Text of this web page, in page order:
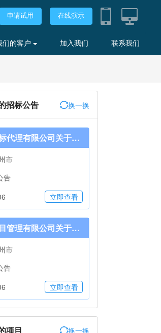
申请试用 在线演示
们的客户 加入我们 联系我们
招标公告 换一换
温州民正招标代理有限公司关于2026年度窗帘布项目采购的更正公告
市
告
立即查看
东方经纬项目管理有限公司关于新建温州至福州高速铁路工程（乐清段）、杭温高铁联络线工程（乐清段)-防洪河道整治项目设计（第二次）的竞争性磋商公告
市
告
立即查看
项目 换一换